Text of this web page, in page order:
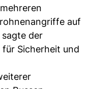
auf
sagte der
Sicherheit und